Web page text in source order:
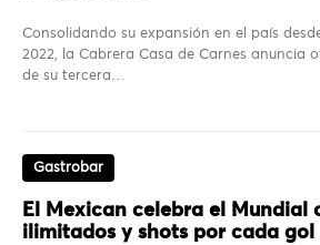
Consolidando su expansión en el país
2022, la Cabrera Casa de Carnes anuncia
de su tercera…
Gastrobar
El Mexican celebra el Mundial
ilimitados y shots por cada gol